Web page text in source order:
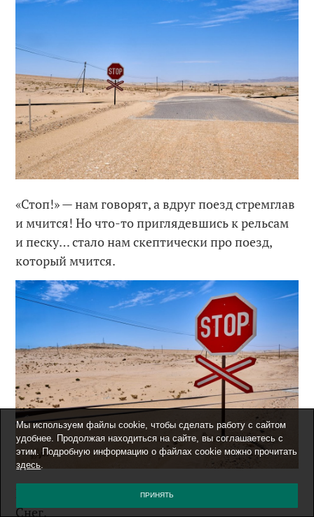
«Стоп!» — нам говорят, а вдруг поезд стремглав
и мчится! Но что-то приглядевшись к рельсам
и песку… стало нам скептически про поезд,
который мчится.
Россия + железная дорога = Пространства и
Снег.
Мы используем файлы cookie, чтобы сделать работу с сайтом
удобнее. Продолжая находиться на сайте, вы соглашаетесь с
этим. Подробную информацию о файлах cookie можно прочитать
здесь.
ПРИНЯТЬ